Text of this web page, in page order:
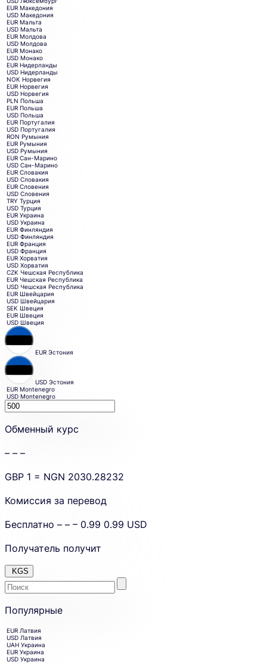
EUR Македония
USD Македония
EUR Мальта
USD Мальта
EUR Молдова
USD Молдова
EUR Монако
USD Монако
EUR Нидерланды
USD Нидерланды
NOK Норвегия
EUR Норвегия
USD Норвегия
PLN Польша
EUR Польша
USD Польша
EUR Португалия
USD Португалия
RON Румыния
EUR Румыния
USD Румыния
EUR Сан-Марино
USD Сан-Марино
EUR Словакия
USD Словакия
EUR Словения
USD Словения
TRY Турция
USD Турция
EUR Украина
USD Украина
EUR Финляндия
USD Финляндия
EUR Франция
USD Франция
EUR Хорватия
USD Хорватия
CZK Чешская Республика
EUR Чешская Республика
USD Чешская Республика
EUR Швейцария
USD Швейцария
SEK Швеция
EUR Швеция
USD Швеция
EUR Эстония
USD Эстония
EUR Montenegro
USD Montenegro
Sending
Обменный курс
– – –
GBP 1 = NGN 2030.28232
Комиссия за перевод
Бесплатно – – – 0.99 0.99 USD
Получатель получит
KGS
country
you
want
to
receive
money
to
amount
country
and
currency
selection
Популярные
EUR Латвия
USD Латвия
UAH Украина
EUR Украина
USD Украина